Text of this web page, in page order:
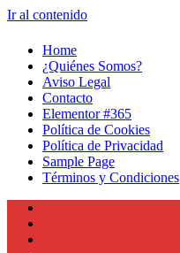
Ir al contenido
Home
¿Quiénes Somos?
Aviso Legal
Contacto
Elementor #365
Política de Cookies
Política de Privacidad
Sample Page
Términos y Condiciones